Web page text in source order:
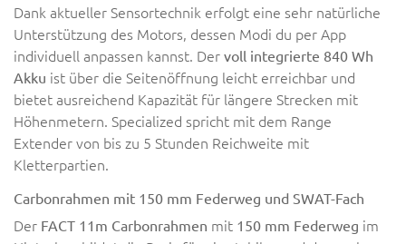
Dank aktueller Sensortechnik erfolgt eine sehr natürliche
Unterstützung des Motors, dessen Modi du per App
individuell anpassen kannst. Der voll integrierte 840 Wh
Akku ist über die Seitenöffnung leicht erreichbar und
bietet ausreichend Kapazität für längere Strecken mit
Höhenmetern. Specialized spricht mit dem Range
Extender von bis zu 5 Stunden Reichweite mit
Kletterpartien.
Carbonrahmen mit 150 mm Federweg und SWAT-Fach
Der FACT 11m Carbonrahmen mit 150 mm Federweg im